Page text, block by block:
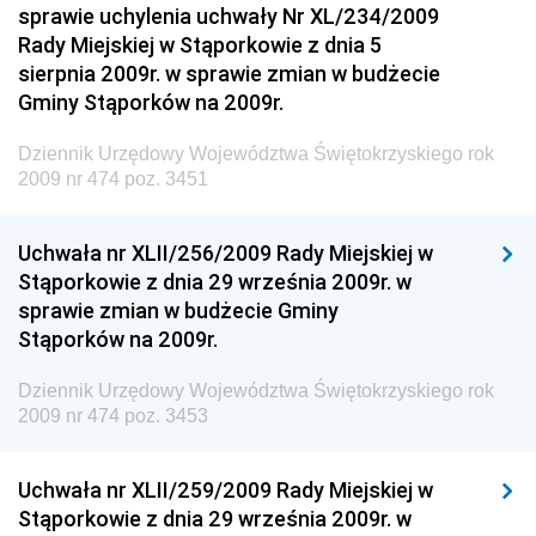
Gospodarki Terenowej i Ochrony Środowiska
Dziennik Urzędowy Ministerstwa Administracji i
Gospodarki Przestrzennej
Dziennik Urzędowy Unii Europejskiej, L
Dziennik Urzędowy Ministerstwa Komunikacji
Chemicznego i Lekkiego
Dziennik Urzędowy Ministerstwa Rolnictwa i
Gospodarki Żywnościowej
Społecznej
Dziennik Urzędowy Ministra Cyfryzacji
Dziennik Urzędowy Ministra Infrastruktury i
sprawie uchylenia uchwały Nr XL/234/2009
Rady Miejskiej w Stąporkowie z dnia 5
sierpnia 2009r. w sprawie zmian w budżecie
Gminy Stąporków na 2009r.
Dziennik Urzędowy Województwa Świętokrzyskiego rok
2009 nr 474 poz. 3451
Uchwała nr XLII/256/2009 Rady Miejskiej w
Stąporkowie z dnia 29 września 2009r. w
sprawie zmian w budżecie Gminy
Stąporków na 2009r.
Dziennik Urzędowy Województwa Świętokrzyskiego rok
2009 nr 474 poz. 3453
Uchwała nr XLII/259/2009 Rady Miejskiej w
Stąporkowie z dnia 29 września 2009r. w